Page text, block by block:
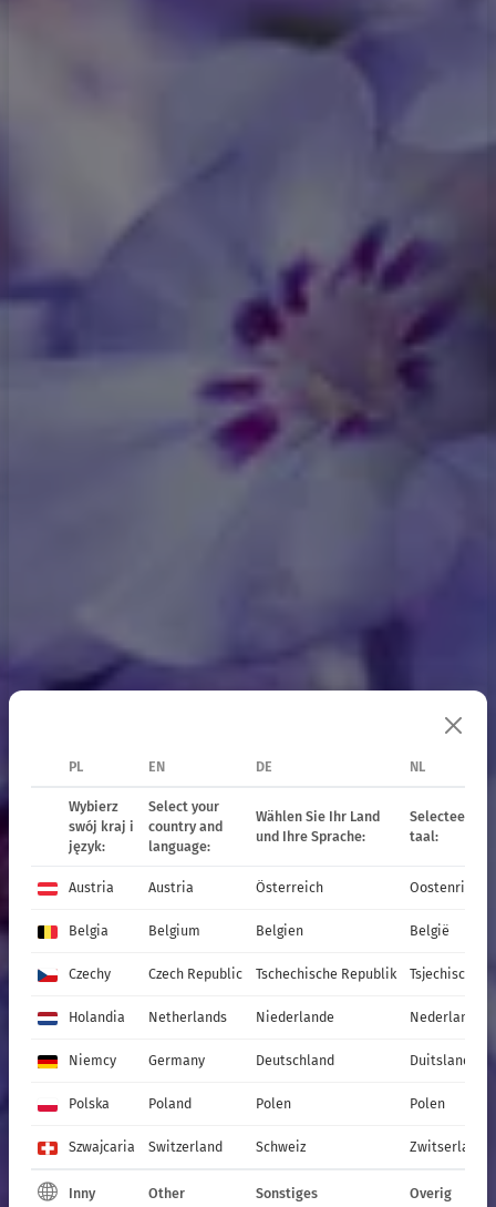
Stauden
und Gräser
ANGEBOT 2027
PL EN DE NL
Wybierz
swój kraj i
język:
Select your
country and
language:
Wählen Sie Ihr Land
und Ihre Sprache:
Selecteer uw
taal:
Austria Austria Österreich Oostenrijk
Belgia Belgium Belgien België
Czechy Czech Republic Tschechische Republik Tsjechische
Holandia Netherlands Niederlande Nederland
Niemcy Germany Deutschland Duitsland
Polska Poland Polen Polen
Szwajcaria Switzerland Schweiz Zwitserland
Inny Other Sonstiges Overig